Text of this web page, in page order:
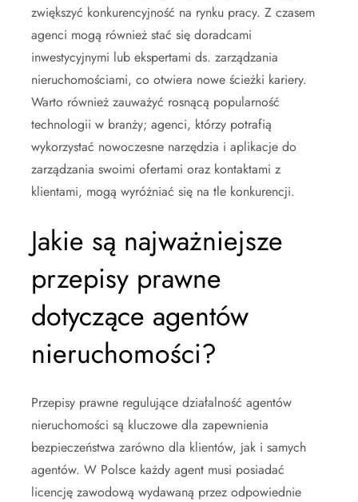
zwiększyć konkurencyjność na rynku pracy. Z czasem
agenci mogą również stać się doradcami
inwestycyjnymi lub ekspertami ds. zarządzania
nieruchomościami, co otwiera nowe ścieżki kariery.
Warto również zauważyć rosnącą popularność
technologii w branży; agenci, którzy potrafią
wykorzystać nowoczesne narzędzia i aplikacje do
zarządzania swoimi ofertami oraz kontaktami z
klientami, mogą wyróżniać się na tle konkurencji.
Jakie są najważniejsze
przepisy prawne
dotyczące agentów
nieruchomości?
Przepisy prawne regulujące działalność agentów
nieruchomości są kluczowe dla zapewnienia
bezpieczeństwa zarówno dla klientów, jak i samych
agentów. W Polsce każdy agent musi posiadać
licencję zawodową wydawaną przez odpowiednie